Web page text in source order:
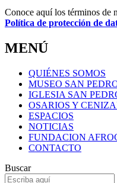
Conoce aquí los términos de
Política de protección de
MENÚ
QUIÉNES SOMOS
MUSEO SAN
IGLESIA SAN
OSARIOS Y
ESPACIOS
NOTICIAS
FUNDACION
CONTACTO
Buscar